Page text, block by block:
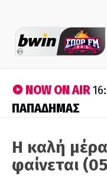
NOW ON AIR
ΠΑΠΑΔΗΜΑΣ
Η καλή
φαίνεται